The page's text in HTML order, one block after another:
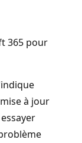
365 pour
à jour